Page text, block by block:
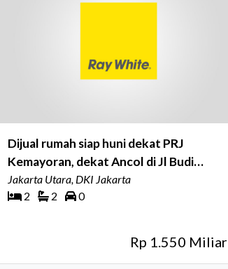
Dijual rumah siap huni dekat PRJ
Kemayoran, dekat Ancol di Jl Budi
Mulia, Pademangan
Jakarta Utara, DKI Jakarta
2
2 0
Rp 1.550 Miliar